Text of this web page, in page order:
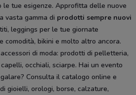
tue esigenze. Approfitta delle nuove
vasta gamma di prodotti sempre nuovi
leggings per le tue giornate
comodità, bikini e molto altro ancora.
di moda: prodotti di pelletteria,
occhiali, sciarpe. Hai un evento
Consulta il catalogo online e
gioielli, orologi, borse, calzature,